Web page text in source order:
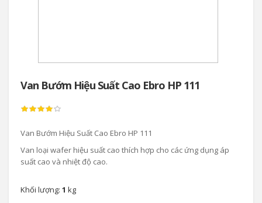
Van Bướm Hiệu Suất Cao Ebro HP 111
Van Bướm Hiệu Suất Cao Ebro HP 111
Van loại wafer hiệu suất cao thích hợp cho các ứng dụng áp
suất cao và nhiệt độ cao.
Khối lượng: 1 kg